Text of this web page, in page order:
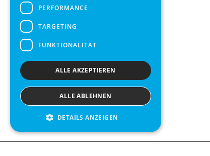
PERFORMANCE
TARGETING
FUNKTIONALITÄT
ALLE AKZEPTIEREN
ALLE ABLEHNEN
DETAILS ANZEIGEN